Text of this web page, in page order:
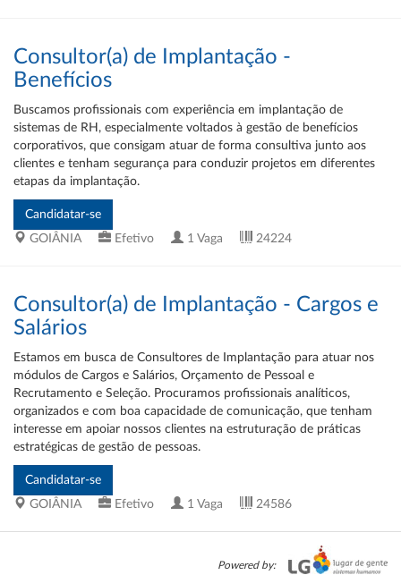
Consultor(a) de Implantação -
Benefícios
Buscamos profissionais com experiência em implantação de
sistemas de RH, especialmente voltados à gestão de benefícios
corporativos, que consigam atuar de forma consultiva junto aos
clientes e tenham segurança para conduzir projetos em diferentes
etapas da implantação.
GOIÂNIA Efetivo 1 Vaga 24224
Consultor(a) de Implantação - Cargos e
Salários
Estamos em busca de Consultores de Implantação para atuar nos
módulos de Cargos e Salários, Orçamento de Pessoal e
Recrutamento e Seleção. Procuramos profissionais analíticos,
organizados e com boa capacidade de comunicação, que tenham
interesse em apoiar nossos clientes na estruturação de práticas
estratégicas de gestão de pessoas.
GOIÂNIA Efetivo 1 Vaga 24586
Powered by: